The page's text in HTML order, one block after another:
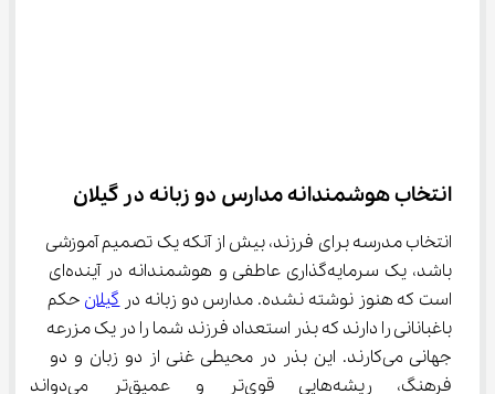
انتخاب هوشمندانه مدارس دو زبانه در گیلان
انتخاب مدرسه برای فرزند، بیش از آنکه یک تصمیم آموزشی
باشد، یک سرمایه‌گذاری عاطفی و هوشمندانه در آینده‌ای
است که هنوز نوشته نشده. مدارس دو زبانه در گیلان حکم
باغبانانی را دارند که بذر استعداد فرزند شما را در یک مزرعه
جهانی می‌کارند. این بذر در محیطی غنی از دو زبان و دو
فرهنگ، ریشه‌هایی قوی‌تر و عمیق‌تر